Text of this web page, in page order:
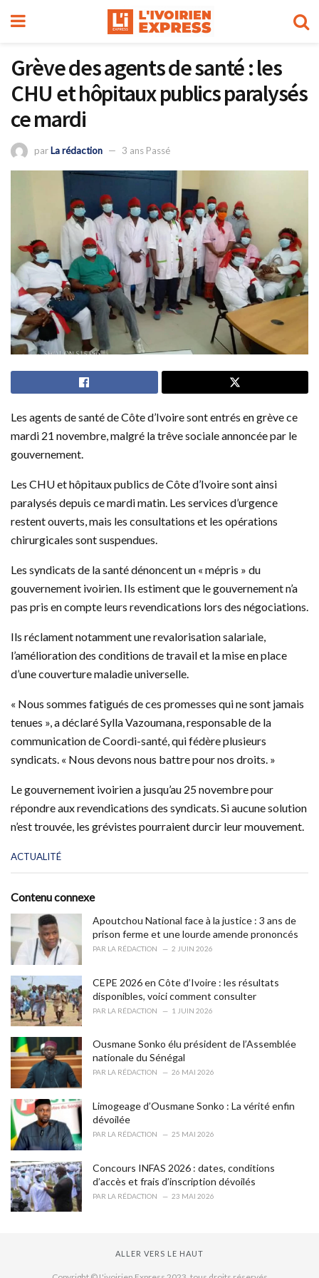
Grève des agents de santé : les
CHU et hôpitaux publics paralysés
ce mardi
parLa rédaction 3 ans Passé
Les agents de santé de Côte d’Ivoire sont entrés en grève ce
mardi 21 novembre, malgré la trêve sociale annoncée par le
gouvernement.
Les CHU et hôpitaux publics de Côte d’Ivoire sont ainsi
paralysés depuis ce mardi matin. Les services d’urgence
restent ouverts, mais les consultations et les opérations
chirurgicales sont suspendues.
Les syndicats de la santé dénoncent un « mépris » du
gouvernement ivoirien. Ils estiment que le gouvernement n’a
pas pris en compte leurs revendications lors des négociations.
Ils réclament notamment une revalorisation salariale,
l’amélioration des conditions de travail et la mise en place
d’une couverture maladie universelle.
« Nous sommes fatigués de ces promesses qui ne sont jamais
tenues », a déclaré Sylla Vazoumana, responsable de la
communication de Coordi-santé, qui fédère plusieurs
syndicats. « Nous devons nous battre pour nos droits. »
Le gouvernement ivoirien a jusqu’au 25 novembre pour
répondre aux revendications des syndicats. Si aucune solution
n’est trouvée, les grévistes pourraient durcir leur mouvement.
C
e
r
i
e
:
ACTUALITÉ
Contenu connexe
Apoutchou National face à la justice : 3 ans de
prison ferme et une lourde amende prononcés
PAR LA RÉDACTION 2 JUIN 2026
CEPE 2026 en Côte d’Ivoire : les résultats
disponibles, voici comment consulter
PAR LA RÉDACTION 1 JUIN 2026
Ousmane Sonko élu président de l’Assemblée
nationale du Sénégal
PAR LA RÉDACTION 26 MAI 2026
Limogeage d’Ousmane Sonko : La vérité enfin
dévoilée
PAR LA RÉDACTION 25 MAI 2026
Concours INFAS 2026 : dates, conditions
d’accès et frais d’inscription dévoilés
PAR LA RÉDACTION 23 MAI 2026
ALLER VERS LE HAUT